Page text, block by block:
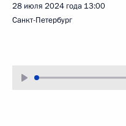
28 июля 2024 года 13:00
Санкт-Петербург